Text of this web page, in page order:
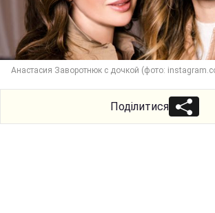
Анастасия Заворотнюк с дочкой (фото:
Поділитися